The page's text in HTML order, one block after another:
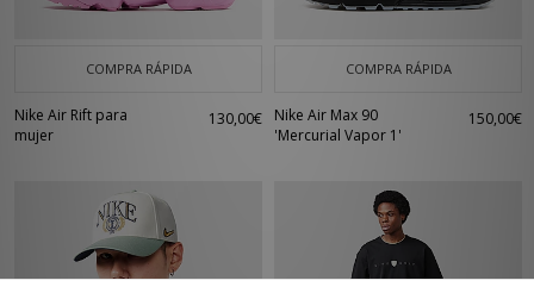
COMPRA RÁPIDA
Nike Air Rift para
mujer
130,00€
COMPRA RÁPIDA
Nike Air Max 90
'Mercurial Vapor 1'
150,00€